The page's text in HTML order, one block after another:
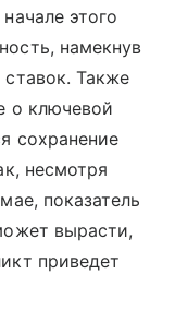
этого
намекнув
Также
о ключевой
сохранение
несмотря
показатель
вырасти,
приведет